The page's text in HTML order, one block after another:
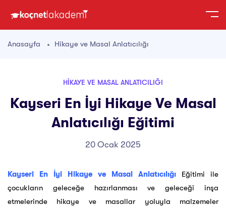
Anasayfa Hikaye ve Masal Anlatıcılığı
HIKAYE VE MASAL ANLATICILIĞI
Kayseri En İyi Hikaye Ve Masal
Anlatıcılığı Eğitimi
20 Ocak 2025
Kayseri En İyi Hikaye ve Masal Anlatıcılığı Eğitimi ile
çocukların geleceğe hazırlanması ve geleceği inşa
etmelerinde hikaye ve masallar yoluyla malzemeler